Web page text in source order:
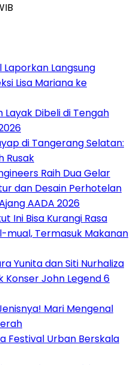
Laporkan Langsung
Lisa Mariana ke
Layak Dibeli di Tengah
di Tangerang Selatan:
Rusak
Raih Dua Gelar
dan Desain Perhotelan
AADA 2026
Ini Bisa Kurangi Rasa
mual, Termasuk Makanan
Yunita dan Siti Nurhaliza
Konser John Legend 6
Mari Mengenal
Festival Urban Berskala